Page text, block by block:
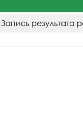
Запись результата